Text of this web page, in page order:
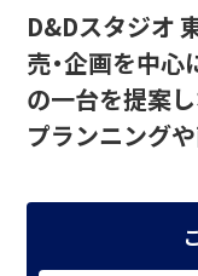
D&Dスタジオ
売・企画を中
の一台を提案
プランニング